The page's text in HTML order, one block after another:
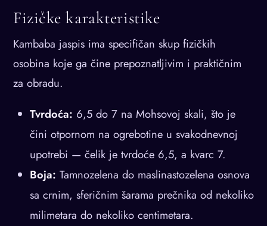
Fizičke karakteristike
Kambaba jaspis ima specifičan skup fizičkih
osobina koje ga čine prepoznatljivim i praktičnim
za obradu.
Tvrdoća: 6,5 do 7 na Mohsovoj skali, što je
čini otpornom na ogrebotine u svakodnevnoj
upotrebi — čelik je tvrdoće 6,5, a kvarc 7.
Boja: Tamnozelena do maslinastozelena osnova
sa crnim, sferičnim šarama prečnika od nekoliko
milimetara do nekoliko centimetara.